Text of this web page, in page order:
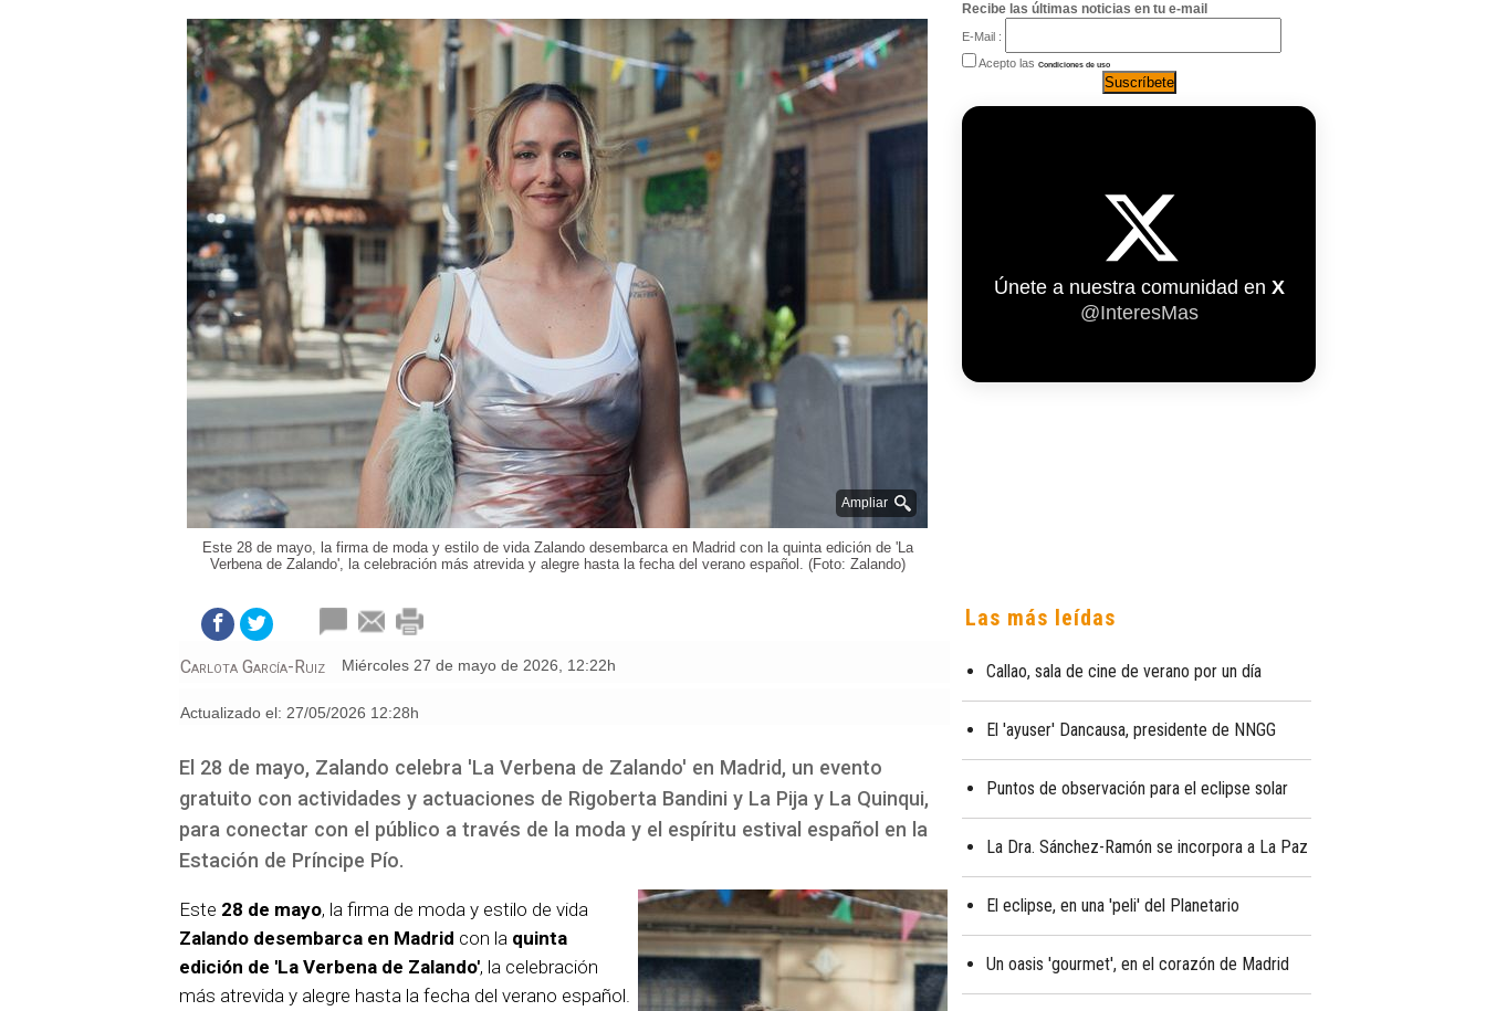
Ampliar
Este 28 de mayo, la firma de moda y estilo de vida Zalando desembarca en Madrid con la quinta edición de 'La
Verbena de Zalando', la celebración más atrevida y alegre hasta la fecha del verano español. (Foto: Zalando)
miércoles 27 de mayo de 2026, 12:22h
Carlota García-Ruiz
Actualizado el: 27/05/2026 12:28h
El 28 de mayo, Zalando celebra 'La Verbena de Zalando' en Madrid, un evento
gratuito con actividades y actuaciones de Rigoberta Bandini y La Pija y La Quinqui,
para conectar con el público a través de la moda y el espíritu estival español en la
Estación de Príncipe Pío.
Este 28 de mayo, la firma de moda y estilo de vida
Zalando desembarca en Madrid con la quinta
edición de 'La Verbena de Zalando', la celebración
más atrevida y alegre hasta la fecha del verano español.
Recibe las últimas noticias en tu e-mail
E-Mail :
Acepto las Condiciones de uso
Únete a nuestra comunidad en X
@InteresMas
Las más leídas
Callao, sala de cine de verano por un día
El 'ayuser' Dancausa, presidente de NNGG
Puntos de observación para el eclipse solar
La Dra. Sánchez-Ramón se incorpora a La Paz
El eclipse, en una 'peli' del Planetario
Un oasis 'gourmet', en el corazón de Madrid